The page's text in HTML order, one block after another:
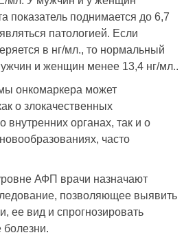
показатель поднимается до 6,7
патологией. Если
в нг/мл., то нормальный
и женщин менее 13,4 нг/мл..
онкомаркера может
о злокачественных
внутренних органах, так и о
часто
АФП врачи назначают
позволяющее выявить
ее вид и спрогнозировать
болезни.